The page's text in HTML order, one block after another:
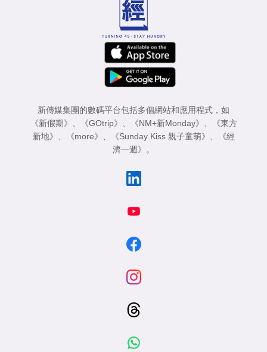
新傳媒集團的數碼平台包括多個網站和應用程式，如
《新假期》 、 《GOtrip》 、 《NM+新Monday》 、
《東方
新地》 、 《more》 、 《Sunday Kiss 親子童萌》 、
《經
濟一週》 。